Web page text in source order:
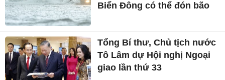
Biển Đông có thể đón bão
Tổng Bí thư, Chủ tịch nước
Tô Lâm dự Hội nghị Ngoại
giao lần thứ 33